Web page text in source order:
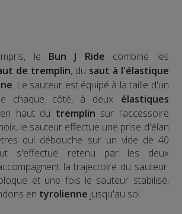
le Bun J Ride combine les
de tremplin, du saut à l'élastique
. Le sauteur est équipé à la taille d'un
chaque côté, à deux élastiques
haut du tremplin sur l'accessoire
le sauteur effectue une prise d'élan
qui débouche sur un vide de 40
s'effectue retenu par les deux
la trajectoire du sauteur.
et une fois le sauteur stabilisé,
en tyrolienne jusqu'au sol.